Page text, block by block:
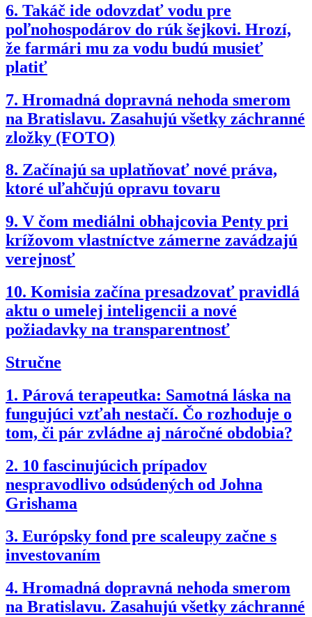
6. Takáč ide odovzdať vodu pre
poľnohospodárov do rúk šejkovi. Hrozí,
že farmári mu za vodu budú musieť
platiť
7. Hromadná dopravná nehoda smerom
na Bratislavu. Zasahujú všetky záchranné
zložky (FOTO)
8. Začínajú sa uplatňovať nové práva,
ktoré uľahčujú opravu tovaru
9. V čom mediálni obhajcovia Penty pri
krížovom vlastníctve zámerne zavádzajú
verejnosť
10. Komisia začína presadzovať pravidlá
aktu o umelej inteligencii a nové
požiadavky na transparentnosť
Stručne
1. Párová terapeutka: Samotná láska na
fungujúci vzťah nestačí. Čo rozhoduje o
tom, či pár zvládne aj náročné obdobia?
2. 10 fascinujúcich prípadov
nespravodlivo odsúdených od Johna
Grishama
3. Európsky fond pre scaleupy začne s
investovaním
4. Hromadná dopravná nehoda smerom
na Bratislavu. Zasahujú všetky záchranné